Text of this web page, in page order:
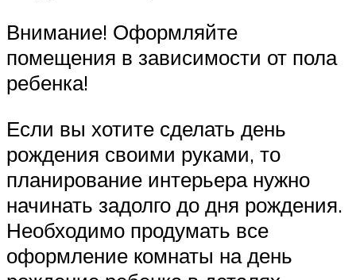
Внимание! Оформляйте
помещения в зависимости от пола
ребенка!
Если вы хотите сделать день
рождения своими руками, то
планирование интерьера нужно
начинать задолго до дня рождения.
Необходимо продумать все
оформление комнаты на день